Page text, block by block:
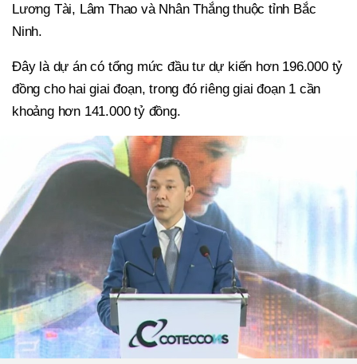
Lương Tài, Lâm Thao và Nhân Thắng thuộc tỉnh Bắc
Ninh.
Đây là dự án có tổng mức đầu tư dự kiến hơn 196.000 tỷ
đồng cho hai giai đoạn, trong đó riêng giai đoạn 1 cần
khoảng hơn 141.000 tỷ đồng.